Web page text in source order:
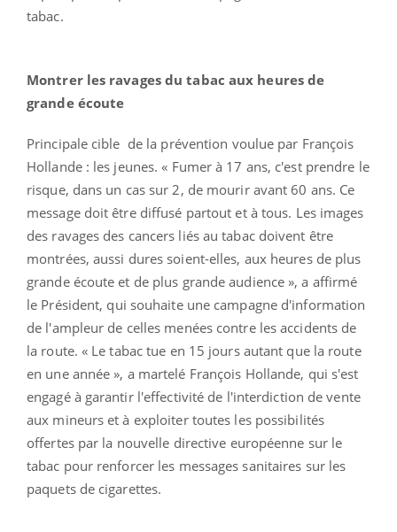
tabac.
Montrer les ravages du tabac aux heures de
grande écoute
Principale cible de la prévention voulue par François
Hollande : les jeunes. « Fumer à 17 ans, c'est prendre le
risque, dans un cas sur 2, de mourir avant 60 ans. Ce
message doit être diffusé partout et à tous. Les images
des ravages des cancers liés au tabac doivent être
montrées, aussi dures soient-elles, aux heures de plus
grande écoute et de plus grande audience », a affirmé
le Président, qui souhaite une campagne d'information
de l'ampleur de celles menées contre les accidents de
la route. « Le tabac tue en 15 jours autant que la route
en une année », a martelé François Hollande, qui s'est
engagé à garantir l'effectivité de l'interdiction de vente
aux mineurs et à exploiter toutes les possibilités
offertes par la nouvelle directive européenne sur le
tabac pour renforcer les messages sanitaires sur les
paquets de cigarettes.